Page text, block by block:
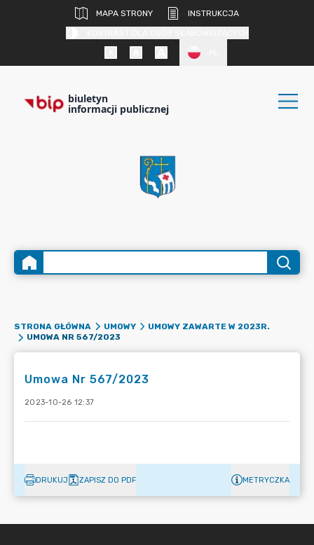
MAPA STRONY
INSTRUKCJA
biuletyn
informacji publicznej
STRONA GŁÓWNA UMOWY
UMOWY ZAWARTE W 2023R.
UMOWA NR 567/2023
Umowa Nr 567/2023
2023-10-26 12:37
DRUKUJ ZAPISZ DO PDF METRYCZKA